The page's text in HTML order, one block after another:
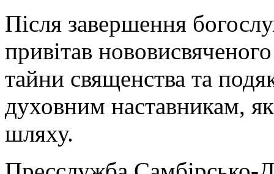
Після завершення
привітав
тайни священства та
духовним наставникам,
шляху.